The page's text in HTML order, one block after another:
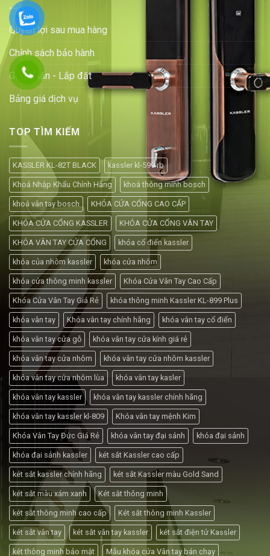
Quyền lợi sau mua hàng
Chính sách bảo hành
Giao nhận - Lắp đặt
Bảng giá dịch vụ
TOP TÌM KIẾM
KASSLER KL-82T BLACK kassler kl-599 rb
Khoá Nhập Khẩu Chính Hãng khoá thông minh bosch
khoá vân tay bosch KHÓA CỬA CỔNG CAO CẤP
KHÓA CỬA CỔNG KASSLER KHÓA CỬA CỔNG VÂN TAY
KHÓA VÂN TAY CỬA CỔNG khóa cổ điển kassler
khóa của nhôm kassler khóa cửa nhôm
khóa cửa thông minh kassler Khóa Cửa Vân Tay Cao Cấp
Khóa Cửa Vân Tay Giá Rẻ khóa thông minh Kassler KL-899 Plus
khóa vân tay Khóa vân tay chính hãng khóa vân tay cổ điển
khóa vân tay cửa gỗ khóa vân tay cửa kính giá rẻ
khóa vân tay cửa nhôm khóa vân tay cửa nhôm kassler
khóa vân tay cửa nhôm lùa khóa vân tay kasler
khóa vân tay kassler khóa vân tay kassler chính hãng
khóa vân tay kassler kl-809 Khóa vân tay mệnh Kim
Khóa Vân Tay Đức Giá Rẻ khóa vân tay đại sảnh khóa đại sảnh
khóa đại sảnh kassler két sắt Kassler cao cấp
két sắt kassler chính hãng két sắt Kassler màu Gold Sand
két sắt màu xám xanh Két sắt thông minh
két sắt thông minh cao cấp Két sắt thông minh Kassler
két sắt vân tay két sắt vân tay kassler két sắt điện tử Kassler
két thông minh bảo mật Mẫu khóa cửa Vân tay bán chạy